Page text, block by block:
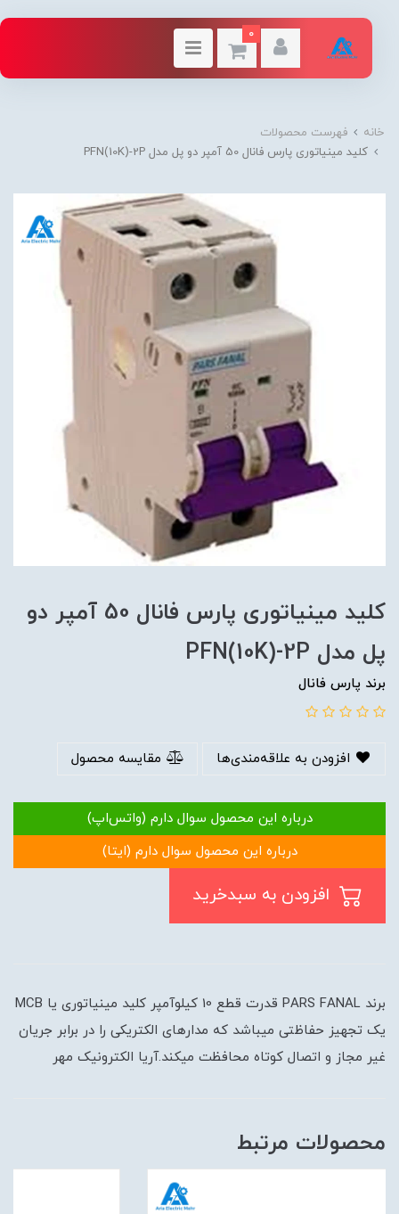
0
خانه
فهرست محصولات
کلید مینیاتوری پارس فانال 50 آمپر دو پل مدل PFN(10K)-2P
کلید مینیاتوری پارس فانال 50 آمپر دو
پل مدل PFN(10K)-2P
برند پارس فانال
افزودن به علاقه‌مندی‌ها مقایسه محصول
درباره این محصول سوال دارم (واتس‌اپ)
درباره این محصول سوال دارم (ایتا)
برند PARS FANAL قدرت قطع 10 کیلوآمپر کلید مینیاتوری یا MCB
یک تجهیز حفاظتی میباشد که مدارهای الکتریکی را در برابر جریان
غیر مجاز و اتصال کوتاه محافظت میکند.آریا الکترونیک مهر
محصولات مرتبط